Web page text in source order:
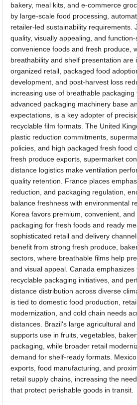
bakery, meal kits, and e-commerce
by large-scale food processing,
retailer-led sustainability requirements.
quality, visually appealing, and
convenience foods and fresh produce,
breathability and shelf presentation are
organized retail, packaged food
development, and post-harvest loss
increasing use of breathable
advanced packaging machinery base
expectations, is a key adopter of
recyclable film formats. The United
plastic reduction commitments,
policies, and high packaged fresh food
fresh produce exports, supermarket
distance logistics make ventilation
quality retention. France places
reduction, and packaging regulation,
balance freshness with environmental
Korea favors premium, convenient,
packaging for fresh foods and ready
sophisticated retail and delivery
benefit from strong fresh produce,
sectors, where breathable films help
and visual appeal. Canada emphasizes
recyclable packaging initiatives, and
distance distribution across diverse
is tied to domestic food production,
modernization, and cold chain needs
distances. Brazil's large agricultural
supports use in fruits, vegetables,
packaging, while broader retail
demand for shelf-ready formats.
exports, food manufacturing, and
retail supply chains, increasing the
that protect perishable goods in transit.